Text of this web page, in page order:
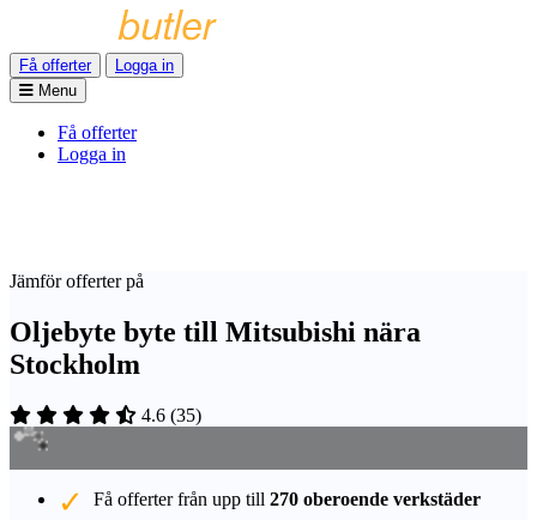
Få offerter
Logga in
Menu
Få offerter
Logga in
Jämför offerter på
Oljebyte byte till Mitsubishi nära
Stockholm
4.6 (35)
Få offerter från upp till 270 oberoende verkstäder